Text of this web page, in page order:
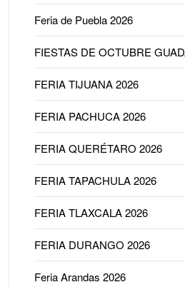
Feria de Puebla 2026
FIESTAS DE OCTUBRE
FERIA TIJUANA 2026
FERIA PACHUCA 2026
FERIA QUERÉTARO 2026
FERIA TAPACHULA 2026
FERIA TLAXCALA 2026
FERIA DURANGO 2026
Feria Arandas 2026